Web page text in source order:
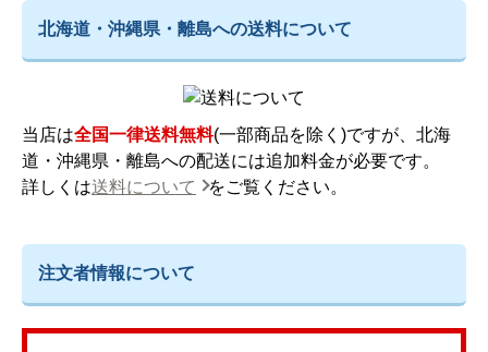
北海道・沖縄県・離島への送料について
当店は全国一律送料無料(一部商品を除く)ですが、北海
道・沖縄県・離島への配送には追加料金が必要です。
詳しくは送料について をご覧ください。
注文者情報について